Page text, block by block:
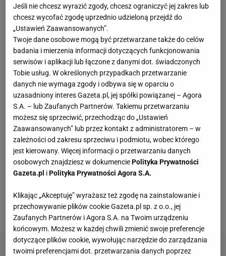
Zobacz wideo
Chelsea niechętnie przedłuża kontrakty na dłużej niż
12 miesięcy zzawodnikamipo trzydziestym roku
życia, dlatego Pedro może opuścić Londyn już
latem. Kontrakt Hiszpana wygasa w czerwcu 2020
roku, ale jego sytuację już teraz szczegółowo
monitorują AC Milan oraz Inter Mediolan. W tym
sezonie Premier League Pedro wystąpił 26 razy,
strzelił 8 goli oraz zanotował jedną asystę. Gdyby
trafił do Milanu, to prawdopodobnie od razu
przenosiny na San Siro to dobra wiadomość dla
KrzysztofaPiątka,który cierpi na brak podań
Jeśli nie chcesz wyrazić zgody, chcesz ograniczyć jej zakres lub
chcesz wycofać zgodę uprzednio udzieloną przejdź do
„Ustawień Zaawansowanych”.
Twoje dane osobowe mogą być przetwarzane także do celów
badania i mierzenia informacji dotyczących funkcjonowania
serwisów i aplikacji lub łączone z danymi dot. świadczonych
Tobie usług. W określonych przypadkach przetwarzanie
danych nie wymaga zgody i odbywa się w oparciu o
uzasadniony interes Gazeta.pl, jej spółki powiązanej – Agora
S.A. – lub Zaufanych Partnerów. Takiemu przetwarzaniu
możesz się sprzeciwić, przechodząc do „Ustawień
Zaawansowanych” lub przez kontakt z administratorem – w
zależności od zakresu sprzeciwu i podmiotu, wobec którego
jest kierowany. Więcej informacji o przetwarzaniu danych
osobowych znajdziesz w dokumenciePolityka Prywatności
Gazeta.pl iPolityka Prywatności Agora S.A.
Klikając „Akceptuję” wyrażasz też zgodę na zainstalowanie i
przechowywanie plików cookie Gazeta.pl sp. z o.o., jej
Zaufanych Partnerów i Agora S.A. na Twoim urządzeniu
końcowym. Możesz w każdej chwili zmienić swoje preferencje
dotyczące plików cookie, wywołując narzędzie do zarządzania
twoimi preferencjami dot. przetwarzania danych poprzez